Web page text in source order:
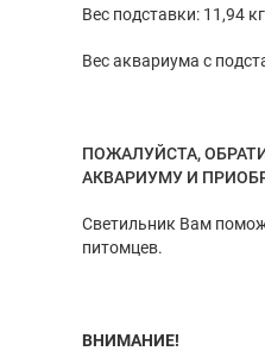
Вес подставки: 11,94
Вес аквариума с
ПОЖАЛУЙСТА,
АКВАРИУМУ И
Светильник Вам
питомцев.
ВНИМАНИЕ!